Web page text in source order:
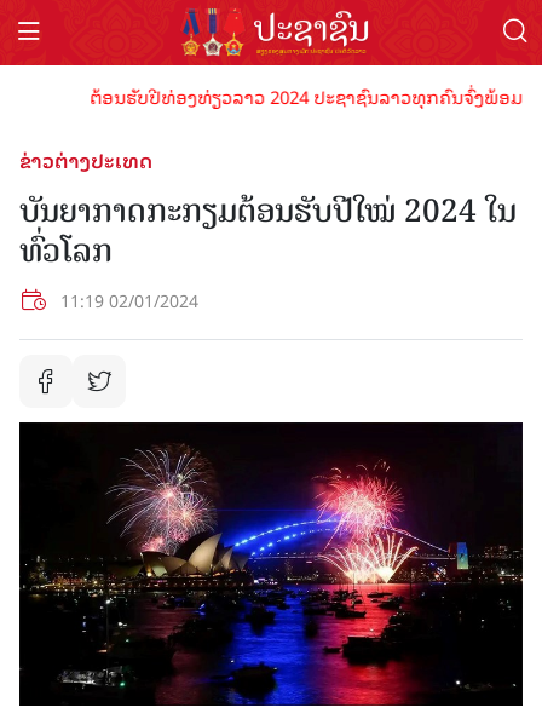
ຕ້ອນຮັບປີທ່ອງທ່ຽວລາວ 2024 ປະຊາຊົນລາວທຸກຄົນຈົ່ງພ້ອມເ
ຂ່າວຕ່າງປະເທດ
ບັນຍາກາດກະກຽມຕ້ອນຮັບປີໃໝ່ 2024 ໃນ
ທົ່ວໂລກ
11:19 02/01/2024